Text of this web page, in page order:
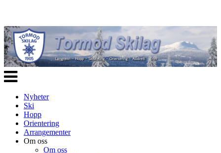
Veksle
navigasjon
Nyheter
Ski
Hopp
Orientering
Arrangementer
Om oss
Om oss